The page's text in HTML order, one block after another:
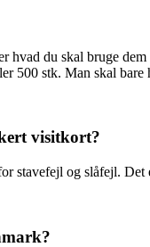
du skal bruge
500 stk. Man skal
visitkort?
stavefejl og slåfejl.